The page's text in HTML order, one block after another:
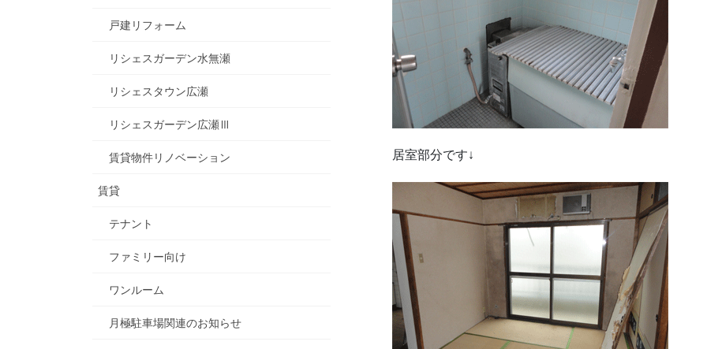
居室部分です↓
戸建リフォーム
リシェスガーデン水無瀬
リシェスタウン広瀬
リシェスガーデン広瀬Ⅲ
賃貸物件リノベーション
賃貸
テナント
ファミリー向け
ワンルーム
月極駐車場関連のお知らせ